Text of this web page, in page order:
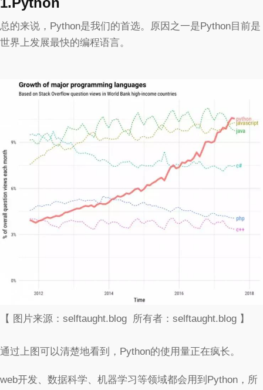
总的来说，Python是我们的首选。原因之一是Python目前是
世界上发展最快的编程语言。
【 图片来源：selftaught.blog 所有者：selftaught.blog 】
通过上图可以清楚地看到，Python的使用量正在疯长。
web开发、数据科学、机器学习等领域都会用到Python，所